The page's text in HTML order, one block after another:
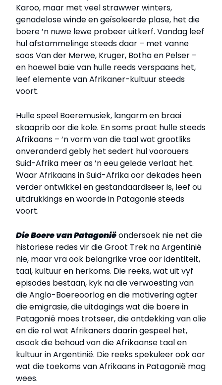
Karoo, maar met veel strawwer winters,
genadelose winde en geïsoleerde plase, het die
boere ’n nuwe lewe probeer uitkerf. Vandag leef
hul afstammelinge steeds daar – met vanne
soos Van der Merwe, Kruger, Botha en Pelser –
en hoewel baie van hulle reeds verspaans het,
leef elemente van Afrikaner-kultuur steeds
voort.
Hulle speel Boeremusiek, langarm en braai
skaaprib oor die kole. En soms praat hulle steeds
Afrikaans – ’n vorm van die taal wat grootliks
onveranderd gebly het sedert hul voorouers
Suid-Afrika meer as ’n eeu gelede verlaat het.
Waar Afrikaans in Suid-Afrika oor dekades heen
verder ontwikkel en gestandaardiseer is, leef ou
uitdrukkings en woorde in Patagonië steeds
voort.
Die Boere van Patagoniëondersoek nie net die
historiese redes vir die Groot Trek na Argentinië
nie, maar vra ook belangrike vrae oor identiteit,
taal, kultuur en herkoms. Die reeks, wat uit vyf
episodes bestaan, kyk na die verwoesting van
die Anglo-Boereoorlog en die motivering agter
die emigrasie, die uitdagings wat die boere in
Patagonië moes trotseer, die ontdekking van olie
en die rol wat Afrikaners daarin gespeel het,
asook die behoud van die Afrikaanse taal en
kultuur in Argentinië. Die reeks spekuleer ook oor
wat die toekoms van Afrikaans in Patagonië mag
wees.